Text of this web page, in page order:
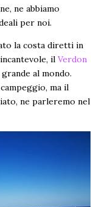
ne abbiamo
per noi.
la costa diretti in
il Verdon
al mondo.
ma il
ne parleremo nel